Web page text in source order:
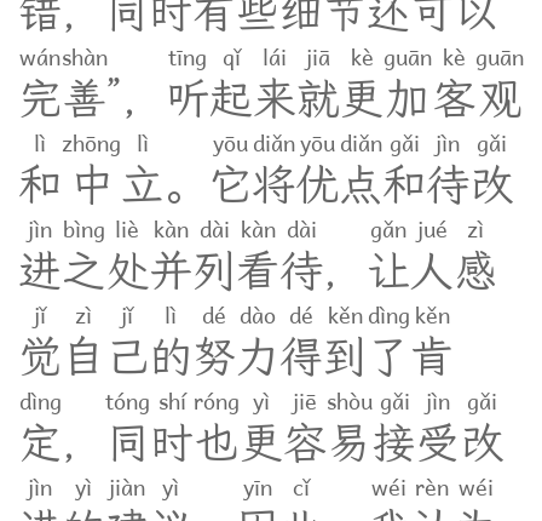
错， 同时有些细节还可以
完
wán
善
shàn
”， 听
tīng
起
qǐ
来
lái
就
jiā
更
kè
加
guān
客
kè
观
guān
和
lì
中
zhōng
立
lì
。 它
yōu
将
diǎn
优
yōu
点
diǎn
和
gǎi
待
jìn
改
gǎi
进
jìn
之
bìng
处
liè
并
kàn
列
dài
看
kàn
待
dài
， 让
gǎn
人
jué
感
zì
觉
jǐ
自
zì
己
jǐ
的
lì
努
dé
力
dào
得
dé
到
kěn
了
dìng
肯
kěn
定
dìng
， 同
tóng
时
shí
也
róng
更
yì
容
jiē
易
shòu
接
gǎi
受
jìn
改
gǎi
jìn yì jiàn yì yīn cǐ wéi rèn wéi